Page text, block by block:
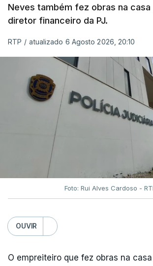
Neves também fez obras na casa
diretor financeiro da PJ.
RTP / atualizado 6 Agosto 2026, 20:10
Foto: Rui Alves Cardoso -
OUVIR
O empreiteiro que fez obras na